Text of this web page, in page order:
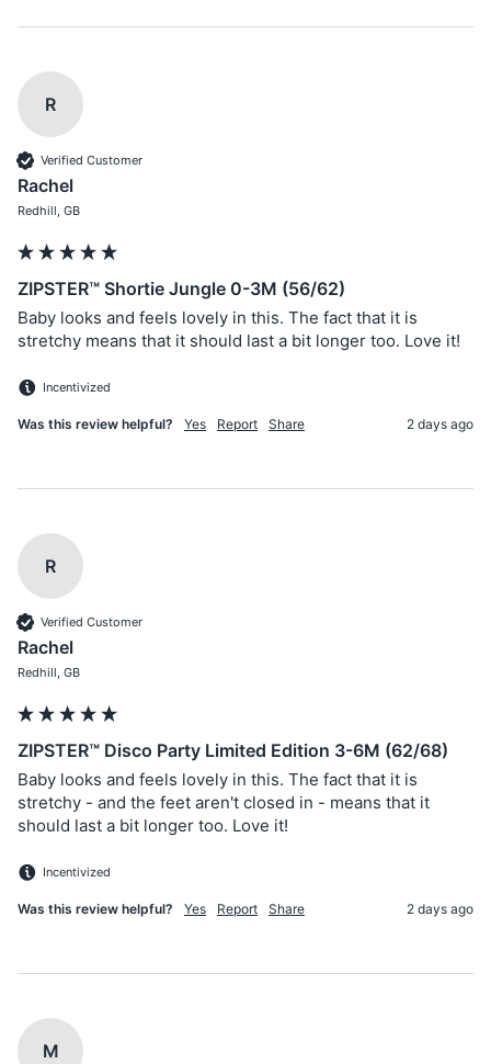
R
Verified Customer
Rachel
Redhill, GB
ZIPSTER™ Shortie Jungle 0-3M (56/62)
Baby looks and feels lovely in this. The fact that it is
stretchy means that it should last a bit longer too. Love it!
Incentivized
Was this review helpful? Yes Report Share 2 days ago
R
Verified Customer
Rachel
Redhill, GB
ZIPSTER™ Disco Party Limited Edition 3-6M (62/68)
Baby looks and feels lovely in this. The fact that it is
stretchy - and the feet aren't closed in - means that it
should last a bit longer too. Love it!
Incentivized
Was this review helpful? Yes Report Share 2 days ago
M